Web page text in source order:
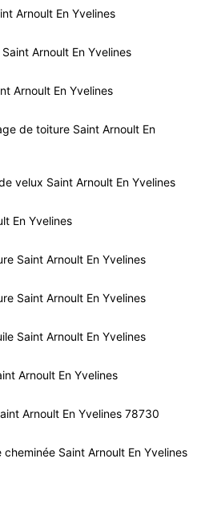
Arnoult En Yvelines
Arnoult En Yvelines
Arnoult En Yvelines
de toiture Saint Arnoult En
velux Saint Arnoult En Yvelines
En Yvelines
Saint Arnoult En Yvelines
Saint Arnoult En Yvelines
Saint Arnoult En Yvelines
Arnoult En Yvelines
Arnoult En Yvelines 78730
Saint Arnoult En Yvelines